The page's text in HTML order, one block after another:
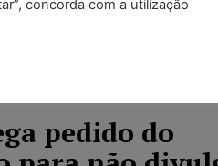
bizarros na correção da
dos
todos os erros e
o processo seletivo.
pedido do
concorda com a utilização